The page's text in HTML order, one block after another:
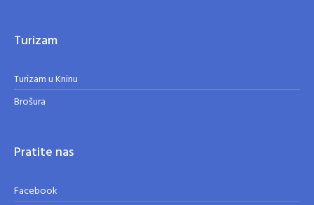
Turizam
Turizam u Kninu
Brošura
Pratite nas
Facebook